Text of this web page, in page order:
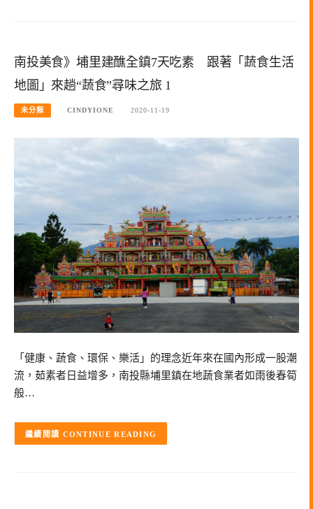
南投美食》埔里建醮全鎮7天吃素 跟著「蔬食生活
地圖」來趟“蔬食”尋味之旅 1
未分類 CINDYIONE 2020-11-19
「健康、蔬食、環保、樂活」的理念近年來在國內形成一股潮
流，茹素者日益增多，南投縣埔里鎮在地蔬食業者如雨後春筍
般…
CONTINUE READING